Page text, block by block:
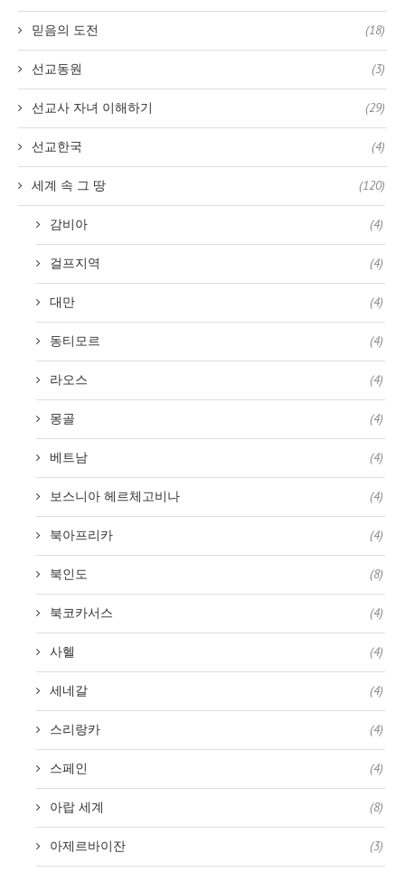
믿음의 도전 (18)
선교동원 (3)
선교사 자녀 이해하기 (29)
선교한국 (4)
세계 속 그 땅 (120)
감비아 (4)
걸프지역 (4)
대만 (4)
동티모르 (4)
라오스 (4)
몽골 (4)
베트남 (4)
보스니아 헤르체고비나 (4)
북아프리카 (4)
북인도 (8)
북코카서스 (4)
사헬 (4)
세네갈 (4)
스리랑카 (4)
스페인 (4)
아랍 세계 (8)
아제르바이잔 (3)